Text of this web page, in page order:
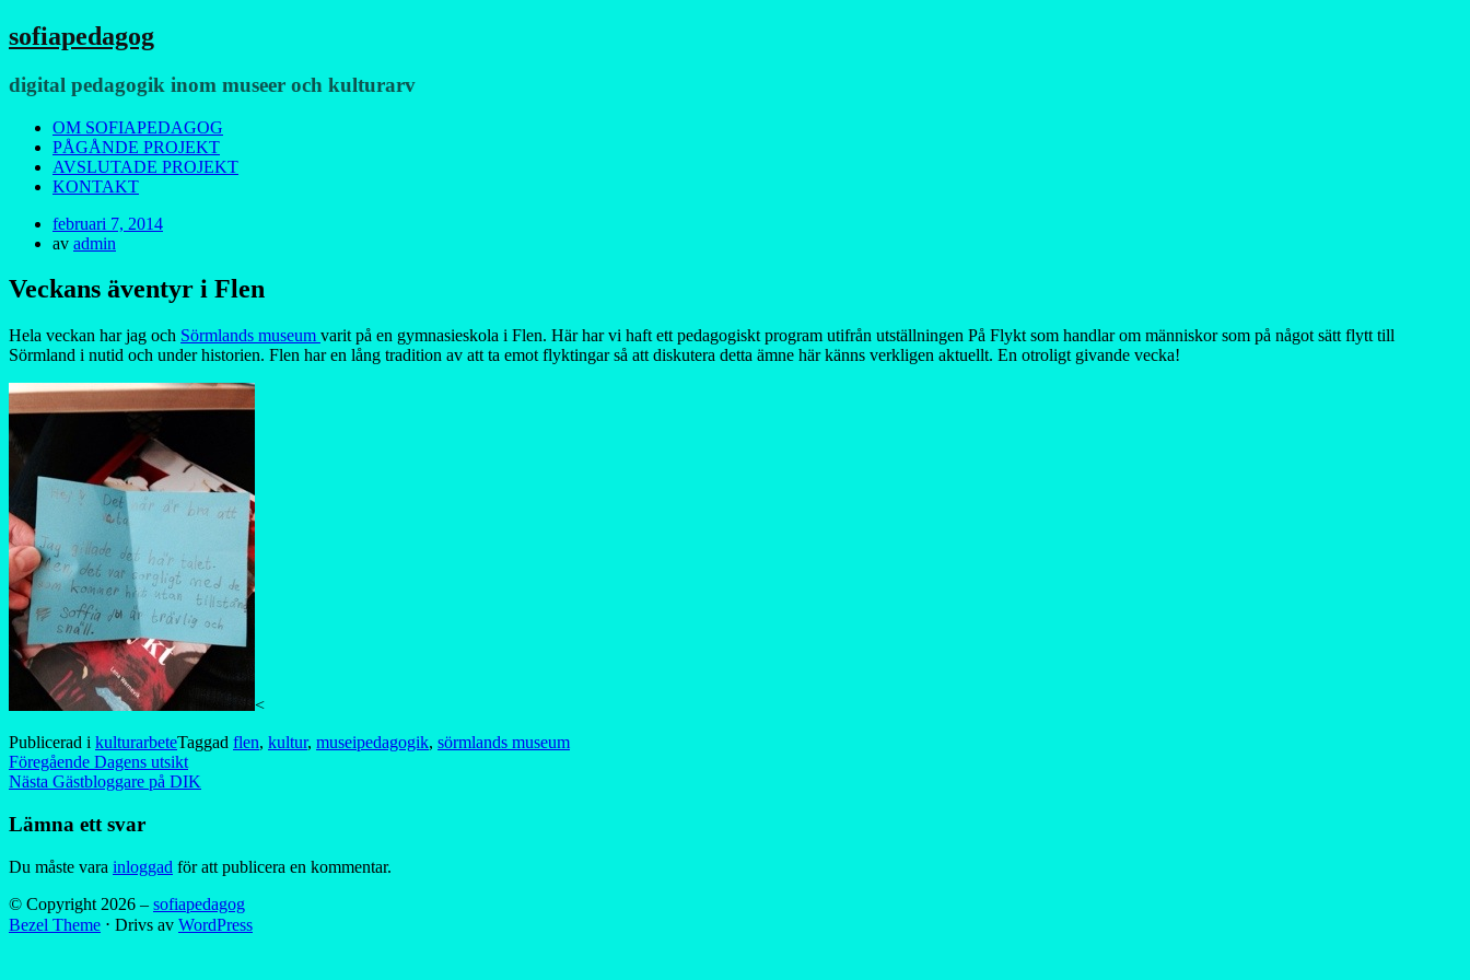
sofiapedagog
digital pedagogik inom museer och kulturarv
Meny
Hoppa
innehåll
OM SOFIAPEDAGOG
PÅGÅNDE PROJEKT
AVSLUTADE PROJEKT
KONTAKT
Publicerad
den
februari 7, 2014
av admin
Veckans äventyr i Flen
Hela veckan har jag och Sörmlands museum varit på en gymnasieskola i Flen. Här har vi haft ett pedagogiskt program utifrån utställningen På Flykt som handlar om människor som på något sätt flytt till
Sörmland i nutid och under historien. Flen har en lång tradition av att ta emot flyktingar så att diskutera detta ämne här känns verkligen aktuellt. En otroligt givande vecka!
<
Publicerad i kulturarbeteTaggad flen, kultur, museipedagogik, sörmlands museum
Inläggsnavigering
Föregående Dagens utsikt
Nästa Gästbloggare på DIK
Lämna ett svar
Du måste vara inloggad för att publicera en kommentar.
© Copyright 2026 – sofiapedagog
Bezel Theme ⋅ Drivs av WordPress